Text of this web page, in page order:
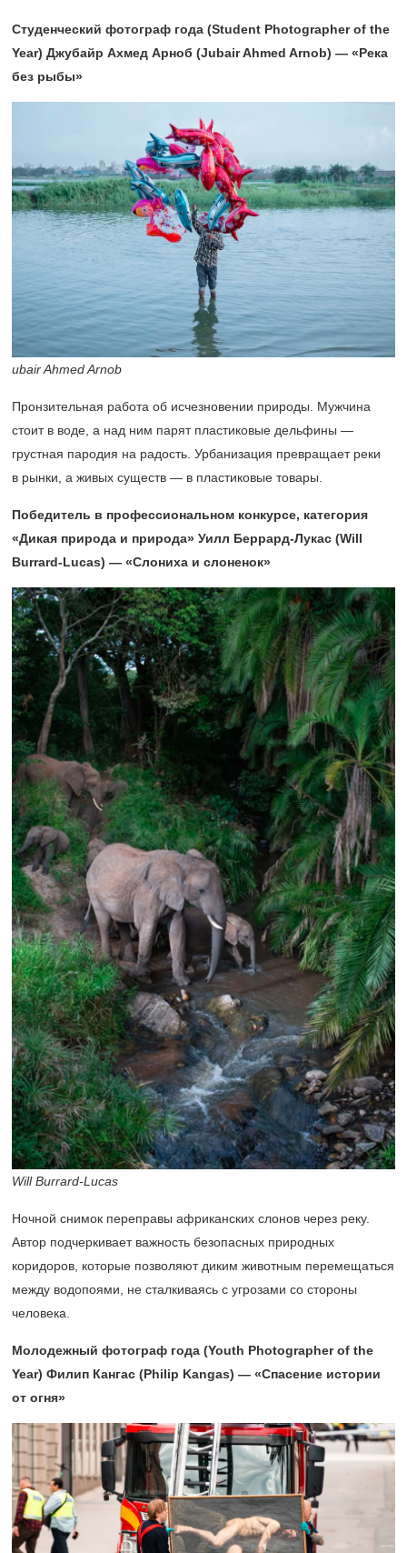
Студенческий фотограф года (Student Photographer of the
Year) Джубайр Ахмед Арноб (Jubair Ahmed Arnob) — «Река
без рыбы»
ubair Ahmed Arnob
Пронзительная работа об исчезновении природы. Мужчина
стоит в воде, а над ним парят пластиковые дельфины —
грустная пародия на радость. Урбанизация превращает реки
в рынки, а живых существ — в пластиковые товары.
Победитель в профессиональном конкурсе, категория
«Дикая природа и природа» Уилл Беррард-Лукас (Will
Burrard-Lucas) — «Слониха и слоненок»
Will Burrard-Lucas
Ночной снимок переправы африканских слонов через реку.
Автор подчеркивает важность безопасных природных
коридоров, которые позволяют диким животным перемещаться
между водопоями, не сталкиваясь с угрозами со стороны
человека.
Молодежный фотограф года (Youth Photographer of the
Year) Филип Кангас (Philip Kangas) — «Спасение истории
от огня»